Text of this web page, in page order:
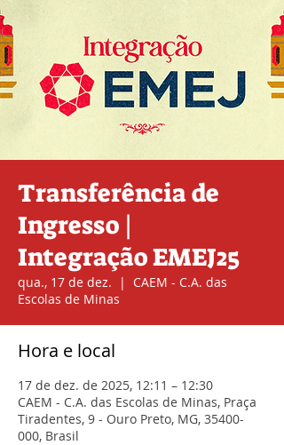
Transferência de
Ingresso |
Integração EMEJ25
qua., 17 de dez.
  |
CAEM - C.A. das
Escolas de Minas
Hora e local
17 de dez. de 2025, 12:11 – 12:30
CAEM - C.A. das Escolas de Minas, Praça
Tiradentes, 9 - Ouro Preto, MG, 35400-
000, Brasil